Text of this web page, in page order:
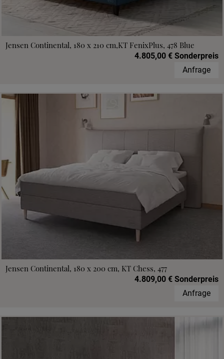
Jensen Continental, 180 x 210 cm,KT FenixPlus, 478 Blue
4.805,00 € Sonderpreis
Anfrage
Jensen Continental, 180 x 200 cm, KT Chess, 477
4.809,00 € Sonderpreis
Anfrage